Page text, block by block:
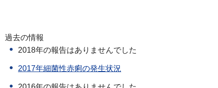
過去の情報
2018年の報告はありませんでした
2017年細菌性赤痢の発生状況